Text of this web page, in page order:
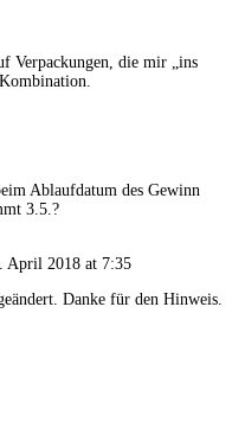
Verpackungen, die mir „ins
Ablaufdatum des Gewinn
3.5.?
April 2018 at 7:35
Danke für den Hinweis.